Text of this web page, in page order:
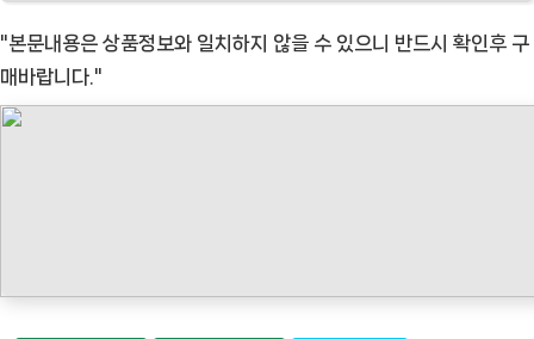
"본문내용은 상품정보와 일치하지 않을 수 있으니 반드시 확인후 구
매바랍니다."